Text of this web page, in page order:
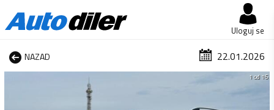
Uloguj se
NAZAD 22.01.2026
1 od 16